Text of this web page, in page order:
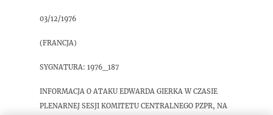
03/12/1976
(Francja)
sygnatura: 1976_187
Informacja o ataku Edwarda Gierka w czasie
plenarnej sesji Komitetu Centralnego PZPR, na